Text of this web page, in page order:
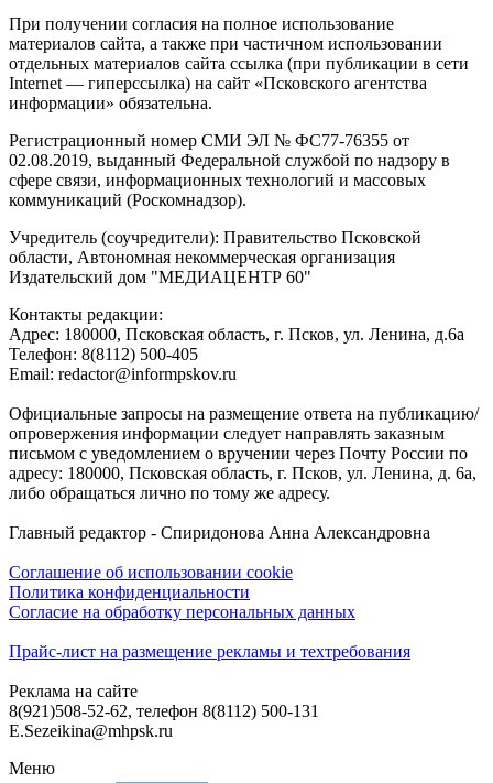
При получении согласия на полное использование
материалов сайта, а также при частичном использовании
отдельных материалов сайта ссылка (при публикации в сети
Internet — гиперссылка) на сайт «Псковского агентства
информации» обязательна.
Регистрационный номер СМИ ЭЛ № ФС77-76355 от
02.08.2019, выданный Федеральной службой по надзору в
сфере связи, информационных технологий и массовых
коммуникаций (Роскомнадзор).
Учредитель (соучредители): Правительство Псковской
области, Автономная некоммерческая организация
Издательский дом "МЕДИАЦЕНТР 60"
Контакты редакции:
Адреc: 180000, Псковская область, г. Псков, ул. Ленина, д.6а
Телефон: 8(8112) 500-405
Email: redactor@informpskov.ru
Официальные запросы на размещение ответа на публикацию/
опровержения информации следует направлять заказным
письмом с уведомлением о вручении через Почту России по
адресу: 180000, Псковская область, г. Псков, ул. Ленина, д. 6а,
либо обращаться лично по тому же адресу.
Главный редактор - Спиридонова Анна Александровна
Соглашение об использовании cookie
Политика конфиденциальности
Согласие на обработку персональных данных
Прайс-лист на размещение рекламы и техтребования
Реклама на сайте
8(921)508-52-62, телефон 8(8112) 500-131
E.Sezeikina@mhpsk.ru
Меню